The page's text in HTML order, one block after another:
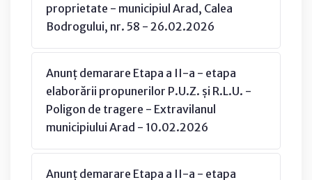
proprietate - municipiul Arad, Calea
Bodrogului, nr. 58 - 26.02.2026
Anunț demarare Etapa a II-a - etapa
elaborării propunerilor P.U.Z. și R.L.U. -
Poligon de tragere - Extravilanul
municipiului Arad - 10.02.2026
Anunț demarare Etapa a II-a - etapa